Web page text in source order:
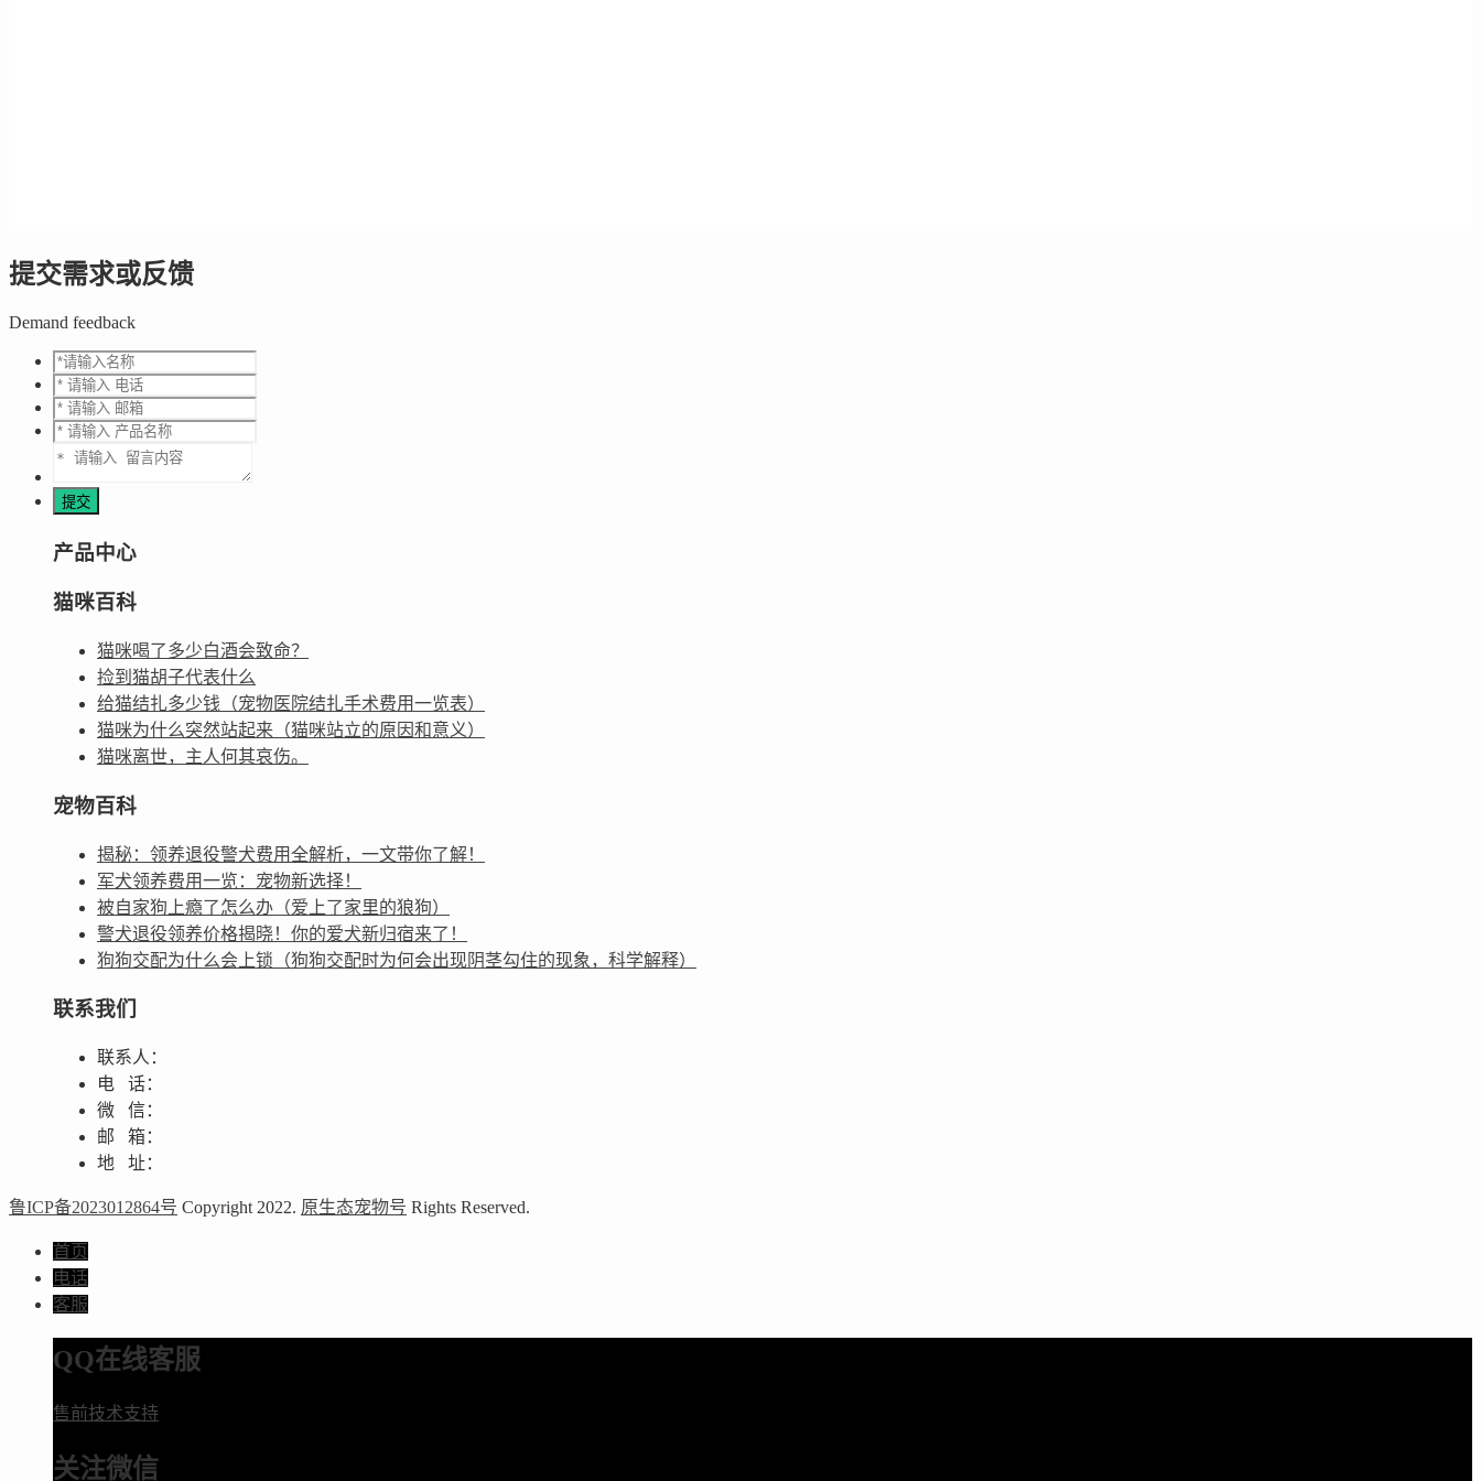
提交需求或反馈
Demand feedback
产品中心
猫咪百科
猫咪喝了多少白酒会致命？
捡到猫胡子代表什么
给猫结扎多少钱（宠物医院结扎手术费用一览表）
猫咪为什么突然站起来（猫咪站立的原因和意义）
猫咪离世，主人何其哀伤。
宠物百科
揭秘：领养退役警犬费用全解析，一文带你了解！
军犬领养费用一览：宠物新选择！
被自家狗上瘾了怎么办（爱上了家里的狼狗）
警犬退役领养价格揭晓！你的爱犬新归宿来了！
狗狗交配为什么会上锁（狗狗交配时为何会出现阴茎勾住的现象，科学解释）
联系我们
联系人：
电 话：
微 信：
邮 箱：
地 址：
鲁ICP备2023012864号 Copyright 2022. 原生态宠物号 Rights Reserved.
首页
电话
客服
QQ在线客服
售前技术支持
关注微信